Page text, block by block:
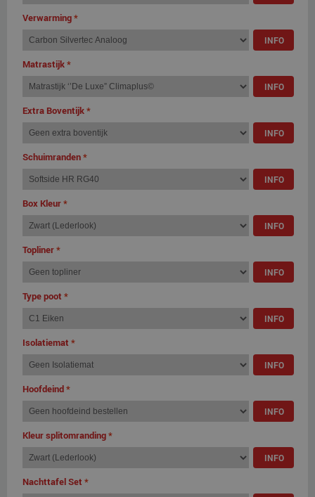
Verwarming*
INFO
Matrastijk*
INFO
Extra Boventijk*
INFO
Schuimranden*
INFO
Box Kleur*
INFO
Topliner*
INFO
Type poot *
INFO
Isolatiemat *
INFO
Hoofdeind*
INFO
Kleur splitomranding*
INFO
Nachttafel Set *